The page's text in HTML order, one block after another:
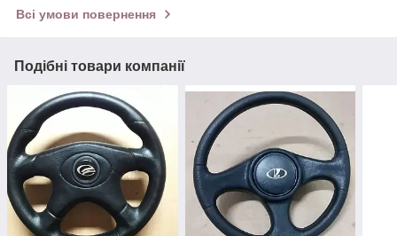
Всі умови повернення
Подібні товари компанії